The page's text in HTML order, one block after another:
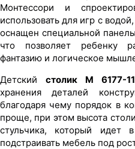
Монтессори и
использовать для игр с
оснащен специальной
что позволяет ребенку
фантазию и логическое
Детскийстолик M 6177-11
хранения деталей
благодаря чему порядок в
проще, при этом высота
стульчика, который идет
подстраивать мебель под